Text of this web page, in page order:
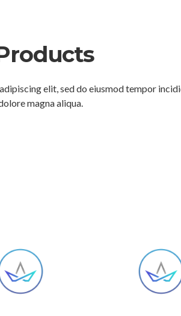
elit, sed do eiusmod tempor
magna aliqua.